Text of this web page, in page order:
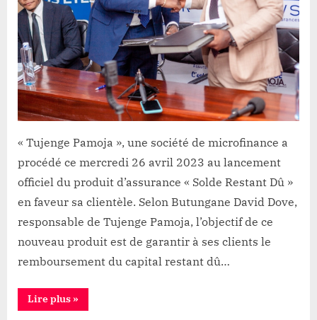
Restant
Dû
»
avec
la
société
«
Tujenge
Pamoja
« Tujenge Pamoja », une société de microfinance a
procédé ce mercredi 26 avril 2023 au lancement
officiel du produit d’assurance « Solde Restant Dû »
en faveur sa clientèle. Selon Butungane David Dove,
responsable de Tujenge Pamoja, l’objectif de ce
nouveau produit est de garantir à ses clients le
remboursement du capital restant dû…
Lire plus“Goma:
Lancement
»